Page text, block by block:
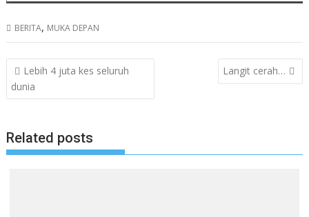
BERITA, MUKA DEPAN
Post
navigation
Lebih 4 juta kes seluruh
dunia
Langit cerah…
Related posts